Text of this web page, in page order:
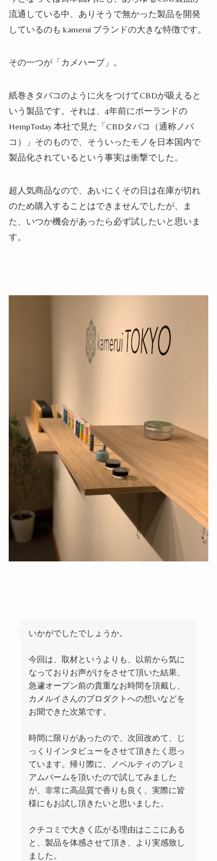
流通している中、ありそうで無かった製品を開発
しているのも kamerui ブランドの大きな特徴です。
その一つが「カメハーブ」。
紙巻きタバコのように火をつけてCBDが吸えると
いう製品です。それは、4年前にポーランドの
HempToday 本社で見た「CBDタバコ（通称ノバ
コ）」そのもので、そういったモノを日本国内で
製品化されているという事実は衝撃でした。
超人気商品なので、あいにくその日は在庫が切れ
のため購入することはできませんでしたが、ま
た、いつか機会があったら必ず試したいと思いま
す。
いかがでしたでしょうか。
今回は、取材というよりも、以前から気に
なっておりお声がけをさせて頂いた結果、
急遽オープン前の貴重なお時間を頂戴し、
カメルイさんのプロダクトへの想いなどを
お聞できた次第です。
時間に限りがあったので、次回改めて、じ
っくりインタビューをさせて頂きたく思っ
ています。帰り際に、
ノベルティのプレミ
アムバーム を頂いたので試してみました
が、非常に高品質で香りも良く、実際に皆
様にもお試し頂きたいと思いました。
クチコミで大きく広がる理由はここにある
と、製品を体感させて頂き、より実感致し
ました。